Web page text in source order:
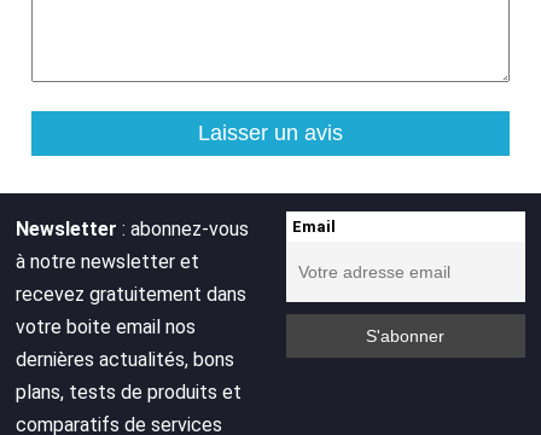
Newsletter : abonnez-vous
à notre newsletter et
recevez gratuitement dans
votre boite email nos
dernières actualités, bons
plans, tests de produits et
comparatifs de services
Email